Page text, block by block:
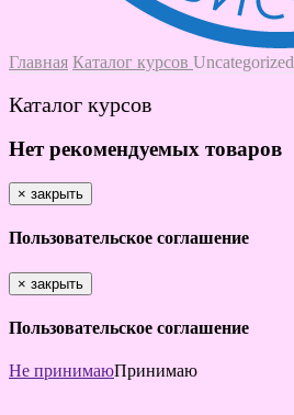
Главная Каталог курсов Uncategorized
Каталог курсов
Нет рекомендуемых товаров
× закрыть
Пользовательское соглашение
× закрыть
Пользовательское соглашение
Не принимаюПринимаю